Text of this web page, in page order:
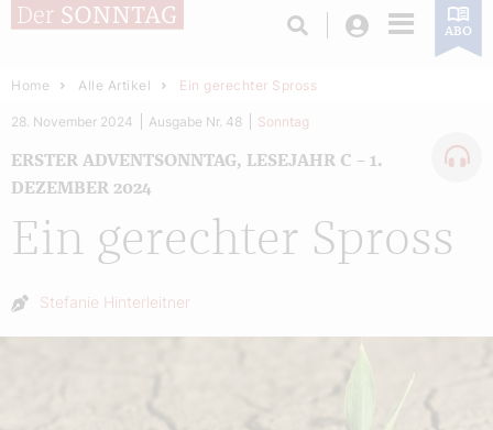
Login ABO
Home Alle Artikel Ein gerechter Spross
Ein gerechter Spross
ERSTER ADVENTSONNTAG, LESEJAHR C – 1.
DEZEMBER 2024
28. November 2024 Ausgabe Nr. 48 Sonntag
Autor:
Stefanie Hinterleitner